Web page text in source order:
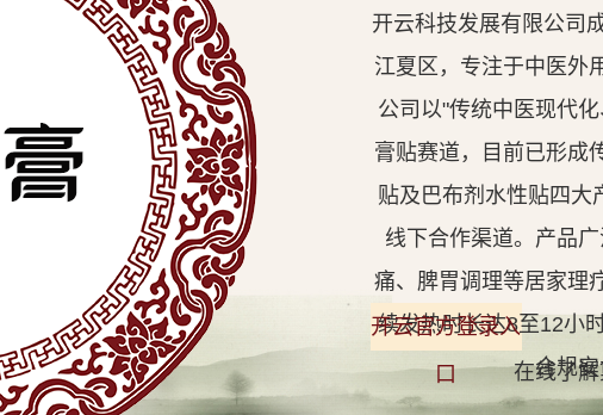
开云科技发展有限公司
江夏区，专注于中医外
公司以"传统中医现代
膏贴赛道，目前已形成
贴及巴布剂水性贴四大
线下合作渠道。产品
痛、脾胃调理等居家理
续发热时长达8至12小
合规
开云官方登录入
口
在线了